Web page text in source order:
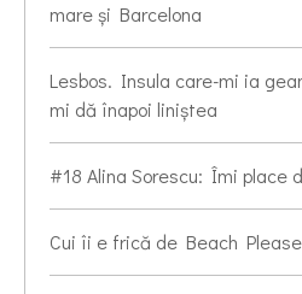
mare și Barcelona
Lesbos. Insula care-mi ia
mi dă înapoi liniștea
#18 Alina Sorescu: Îmi place
Cui îi e frică de Beach Please